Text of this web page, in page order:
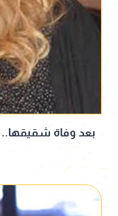
بعد وفاة شقيقها..